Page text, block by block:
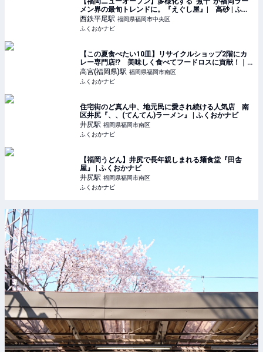
メン界の最旬トレンドに。『えぐし屋』| 高砂 | ふく
おかナビ
西鉄平尾駅 福岡県福岡市中央区
ふくおかナビ
【この夏食べたい10皿】リサイクルショップ2階にカ
レー専門店!? 美味しく食べてフードロスに貢献！｜
R.R.R. CURRY(アールアールアールカレー) | ふくおか
ナビ
高宮(福岡県)駅 福岡県福岡市南区
ふくおかナビ
住宅街のど真ん中、地元民に愛され続ける人気店 南
区井尻『、、(てんてん)ラーメン』 | ふくおかナビ
井尻駅 福岡県福岡市南区
ふくおかナビ
【福岡うどん】井尻で長年親しまれる麺食堂『田舎
屋』 | ふくおかナビ
井尻駅 福岡県福岡市南区
ふくおかナビ